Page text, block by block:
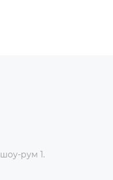
рум 1.